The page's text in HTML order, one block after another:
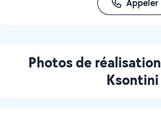
Appeler
Photos de
Ksontini